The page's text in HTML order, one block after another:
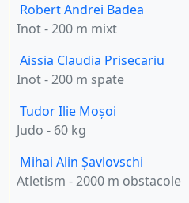
Robert Andrei Badea
Inot - 200 m mixt
Aissia Claudia Prisecariu
Inot - 200 m spate
Tudor Ilie Moșoi
Judo - 60 kg
Mihai Alin Șavlovschi
Atletism - 2000 m obstacole